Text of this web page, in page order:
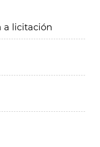
a licitación